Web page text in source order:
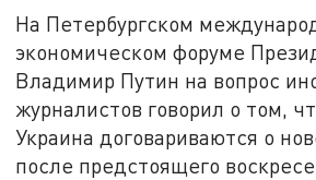
На Петербургском
экономическом форуме
Владимир Путин на вопрос
журналистов говорил о том,
Украина договариваются о
после предстоящего